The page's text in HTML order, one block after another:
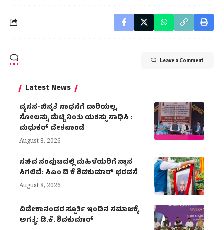
Leave a Comment
Latest News
ವ್ಯಸನ-ಖಿನ್ನತೆ ಸಾಧನೆಗೆ ದಾರಿಯಲ್ಲ,
ಸೋಲನ್ನು ಮೆಟ್ಟಿ ನಿಂತು ಯಶಸ್ಸು ಸಾಧಿಸಿ :
ಮಧುಕರ್ ದೇಶಪಾಂಡೆ
August 8, 2026
ಸಚಿವ ಸಂಪುಟದಲ್ಲಿ ಮಹಿಳೆಯರಿಗೆ ಸ್ಥಾನ
ಸಿಗಲಿದೆ: ಸಿಎಂ ಡಿ ಕೆ ಶಿವಕುಮಾರ್ ಭರವಸೆ
August 8, 2026
ವಿವೇಕಾನಂದರ ಸ್ಪೂರ್ತಿ ಇಂದಿನ ಸಮಾಜಕ್ಕೆ
ಅಗತ್ಯ: ಡಿ.ಕೆ. ಶಿವಕುಮಾರ್